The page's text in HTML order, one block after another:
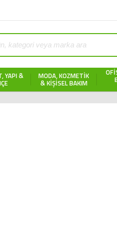
YAPI & MODA, KOZMETIK
& KIŞISEL BAKIM